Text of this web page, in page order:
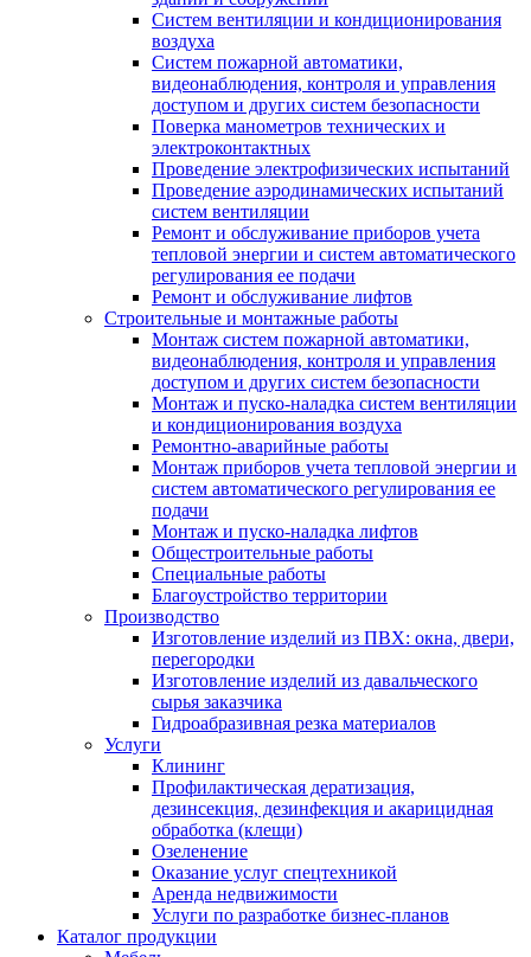
Систем вентиляции и кондиционирования
воздуха
Систем пожарной автоматики,
видеонаблюдения, контроля и управления
доступом и других систем безопасности
Поверка манометров технических и
электроконтактных
Проведение электрофизических испытаний
Проведение аэродинамических испытаний
систем вентиляции
Ремонт и обслуживание приборов учета
тепловой энергии и систем автоматического
регулирования ее подачи
Ремонт и обслуживание лифтов
Строительные и монтажные работы
Монтаж систем пожарной автоматики,
видеонаблюдения, контроля и управления
доступом и других систем безопасности
Монтаж и пуско-наладка систем вентиляции
и кондиционирования воздуха
Ремонтно-аварийные работы
Монтаж приборов учета тепловой энергии и
систем автоматического регулирования ее
подачи
Монтаж и пуско-наладка лифтов
Общестроительные работы
Специальные работы
Благоустройство территории
Производство
Изготовление изделий из ПВХ: окна, двери,
перегородки
Изготовление изделий из давальческого
сырья заказчика
Гидроабразивная резка материалов
Услуги
Клининг
Профилактическая дератизация,
дезинсекция, дезинфекция и акарицидная
обработка (клещи)
Озеленение
Оказание услуг спецтехникой
Аренда недвижимости
Услуги по разработке бизнес-планов
Каталог продукции